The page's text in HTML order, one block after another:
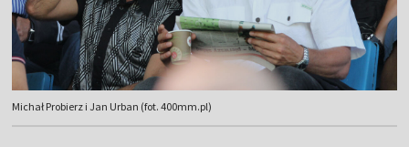
Michał Probierz i Jan Urban (fot. 400mm.pl)